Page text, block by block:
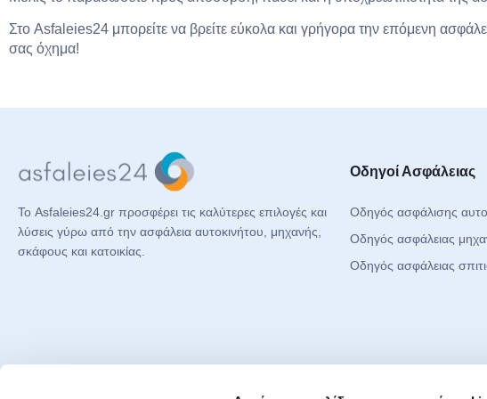
Στο Asfaleies24 μπορείτε να βρείτε εύκολα και γρήγορα την επόμενη
σας όχημα!
Το Asfaleies24.gr προσφέρει τις καλύτερες επιλογές και
λύσεις γύρω από την ασφάλεια αυτοκινήτου, μηχανής,
σκάφους και κατοικίας.
Οδηγοί Ασφάλειας
Οδηγός ασφάλισης
Οδηγός ασφάλειας
Οδηγός ασφάλειας